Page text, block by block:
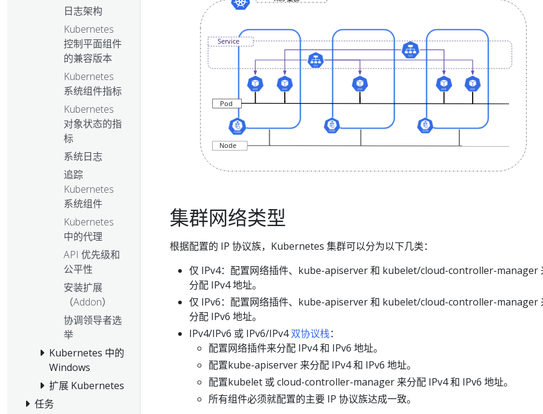
日志架构
Kubernetes
控制平面组件
的兼容版本
Kubernetes
系统组件指标
Kubernetes
对象状态的指
标
系统日志
追踪
Kubernetes
系统组件
Kubernetes
中的代理
API 优先级和
公平性
安装扩展
（Addon）
协调领导者选
举
Kubernetes 中的
Windows
扩展 Kubernetes
任务
集群网络类型
根据配置的 IP 协议族，Kubernetes 集群可以分为以下几类：
仅 IPv4：配置网络插件、kube-apiserver 和 kubelet/cloud-controller-manager
分配 IPv4 地址。
仅 IPv6：配置网络插件、kube-apiserver 和 kubelet/cloud-controller-manager
分配 IPv6 地址。
IPv4/IPv6 或 IPv6/IPv4双协议栈：
配置网络插件来分配 IPv4 和 IPv6 地址。
配置kube-apiserver 来分配 IPv4 和 IPv6 地址。
配置kubelet 或 cloud-controller-manager 来分配 IPv4 和 IPv6 地址。
所有组件必须就配置的主要 IP 协议族达成一致。